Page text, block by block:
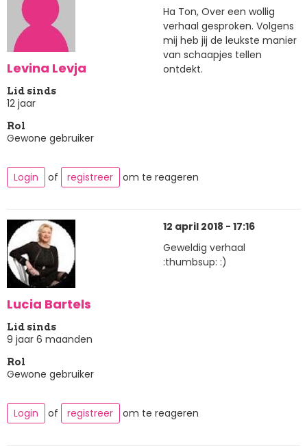
Levina Levja
Lid sinds
12 jaar
Rol
Gewone gebruiker
Ha Ton, Over een wollig
verhaal gesproken. Volgens
mij heb jij de leukste manier
van schaapjes tellen
ontdekt.
Login of registreer om te reageren
Lucia Bartels
Lid sinds
9 jaar 6 maanden
Rol
Gewone gebruiker
12 april 2018 - 17:16
Geweldig verhaal
:thumbsup: :)
Login of registreer om te reageren